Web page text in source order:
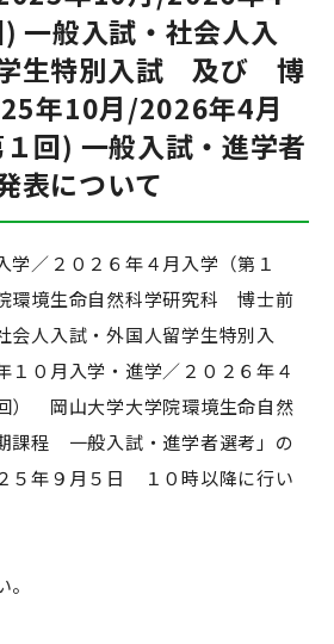
一般入試・社会人入
生特別入試 及び 博
年10月/2026年4月
回) 一般入試・進学者
表について
学／２０２６年４月入学（第１
環境生命自然科学研究科 博士前
人入試・外国人留学生特別入
１０月入学・進学／２０２６年４
） 岡山大学大学院環境生命自然
課程 一般入試・進学者選考」の
５年９月５日 １０時以降に行い